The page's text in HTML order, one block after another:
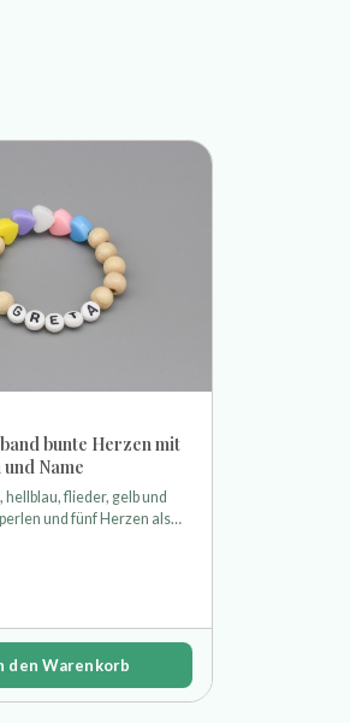
bunte Herzen mit
Name
hellblau, flieder, gelb und
und fünf Herzen als
auf einem sehr
den Warenkorb